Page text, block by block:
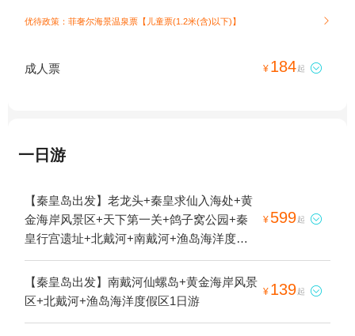
优待政策：菲奢尔海景温泉票【儿童票(1.2米(含)以下)】 
成人票 ¥ 184起 
一日游
【秦皇岛出发】老龙头+秦皇求仙入海处+黄
金海岸风景区+天下第一关+鸽子窝公园+秦
皇行宫遗址+北戴河+南戴河+渔岛海洋度假
区+老虎石海上公园-中海滩+山海关+山海关
古城景区+求仙入海处3日游
¥ 599起 
【秦皇岛出发】南戴河仙螺岛+黄金海岸风景
区+北戴河+渔岛海洋度假区1日游
¥ 139起 